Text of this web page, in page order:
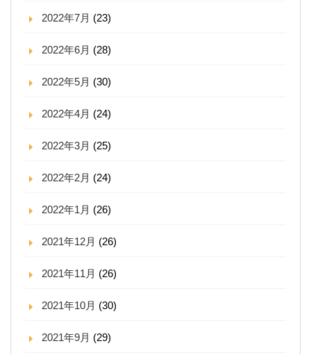
2022年7月 (23)
2022年6月 (28)
2022年5月 (30)
2022年4月 (24)
2022年3月 (25)
2022年2月 (24)
2022年1月 (26)
2021年12月 (26)
2021年11月 (26)
2021年10月 (30)
2021年9月 (29)